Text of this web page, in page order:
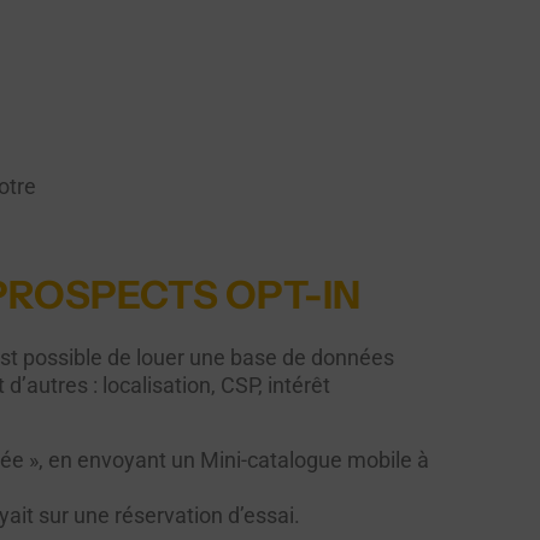
OPT-IN
possible de louer une base de données
: localisation, CSP, intérêt
», en envoyant un Mini-catalogue mobile à
sur une réservation d’essai.